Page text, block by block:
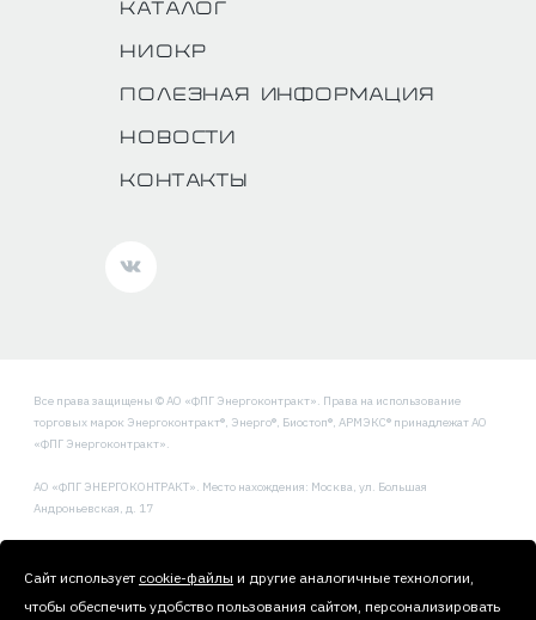
Каталог
НИОКР
Полезная информация
Новости
Контакты
Все права защищены © АО «ФПГ Энергоконтракт». Права на использование
торговых марок Энергоконтракт®, Энерго®, Биостоп®, АРМЭКС® принадлежат АО
«ФПГ Энергоконтракт».
АО «ФПГ ЭНЕРГОКОНТРАКТ». Место нахождения: Москва, ул. Большая
Андроньевская, д. 17
Сайт использует cookie-файлы и другие аналогичные технологии,
чтобы обеспечить удобство пользования сайтом, персонализировать